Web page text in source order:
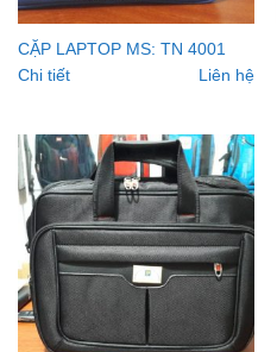
CẶP LAPTOP MS: TN 4001
Chi tiết
Liên hệ